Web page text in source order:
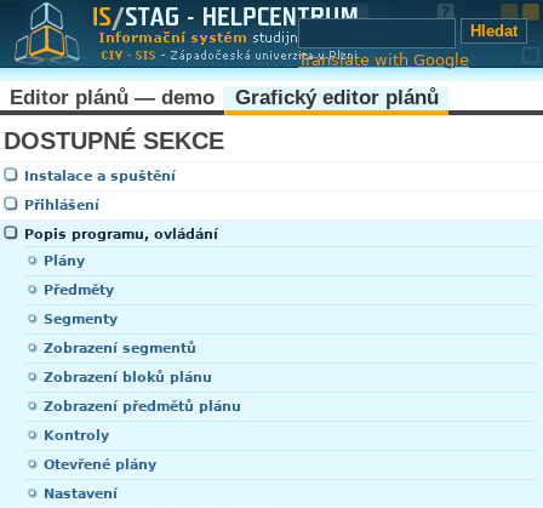
Translate with Google
Editor plánů — demo Grafický editor plánů
DOSTUPNÉ SEKCE
Instalace a spuštění
Přihlášení
Popis programu, ovládání
Plány
Předměty
Segmenty
Zobrazení segmentů
Zobrazení bloků plánu
Zobrazení předmětů plánu
Kontroly
Otevřené plány
Nastavení